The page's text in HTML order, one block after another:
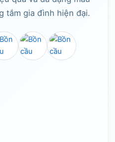
tắm gia đình hiện đại.